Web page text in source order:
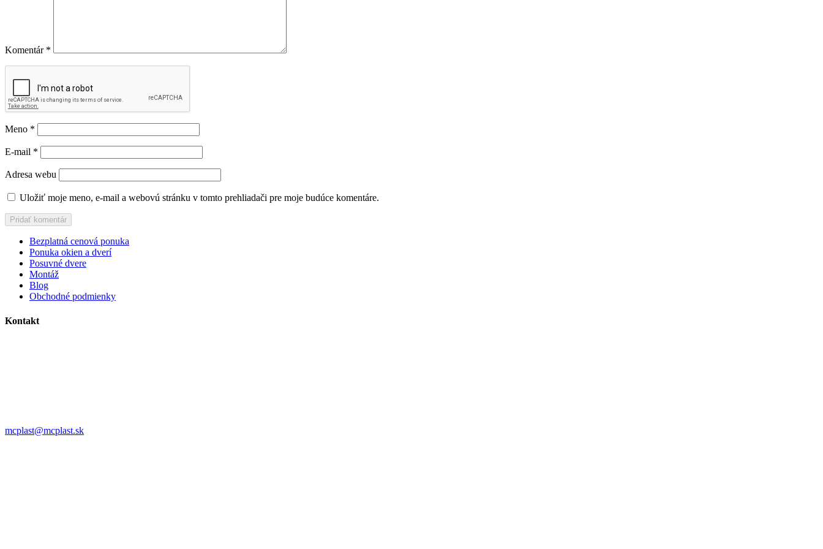
Komentár *
Meno *
E-mail *
Adresa webu
Uložiť moje meno, e-mail a webovú stránku v tomto prehliadači pre moje budúce komentáre.
Bezplatná cenová ponuka
Ponuka okien a dverí
Posuvné dvere
Montáž
Blog
Obchodné podmienky
Kontakt
mcplast@mcplast.sk